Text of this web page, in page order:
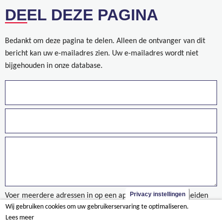
DEEL DEZE PAGINA
Bedankt om deze pagina te delen. Alleen de ontvanger van dit
bericht kan uw e-mailadres zien. Uw e-mailadres wordt niet
bijgehouden in onze database.
Voer meerdere adressen in op een aparte regels of gescheiden
door een komma.
Privacy instellingen
Wij gebruiken cookies om uw gebruikerservaring te optimaliseren.
Lees meer